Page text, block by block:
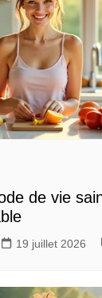
de vie
19 juillet 2026